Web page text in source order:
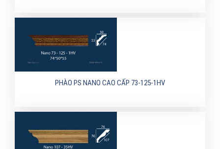
PHÀO PS NANO CAO CẤP 73-125-1HV